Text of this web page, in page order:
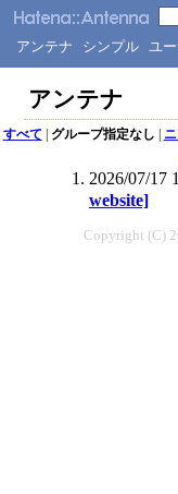
アンテナ シンプル ユ
アンテナ
すべて | グループ指定なし |
2026/07/17
website]
Copyright (C)